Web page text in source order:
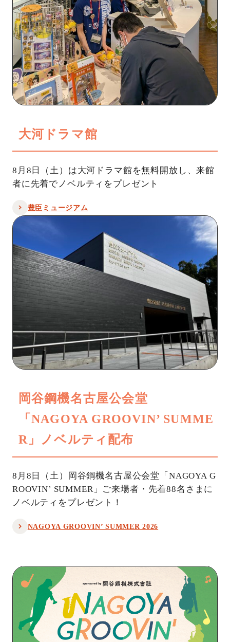
大河ドラマ館
8月8日（土）は大河ドラマ館を無料開放し、来館
者に先着でノベルティをプレゼント
豊臣ミュージアム
岡谷鋼機名古屋公会堂
「NAGOYA GROOVIN’ SUMME
R」ノベルティ配布
8月8日（土）岡谷鋼機名古屋公会堂「NAGOYA G
ROOVIN’ SUMMER」ご来場者・先着88名さまに
ノベルティをプレゼント！
NAGOYA GROOVIN’ SUMMER 2026